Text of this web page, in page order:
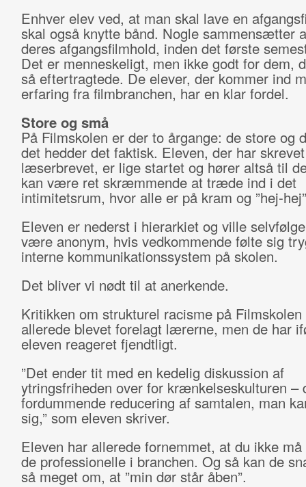
Enhver elev ved, at man skal lave en
skal også knytte bånd. Nogle sammensætter
deres afgangsfilmhold, inden det første
Det er menneskeligt, men ikke godt for dem,
så eftertragtede. De elever, der kommer ind
erfaring fra filmbranchen, har en klar fordel.
Store og små
På Filmskolen er der to årgange: de store og
det hedder det faktisk. Eleven, der har skrevet
læserbrevet, er lige startet og hører altså til
kan være ret skræmmende at træde ind i det
intimitetsrum, hvor alle er på kram og ”hej-
Eleven er nederst i hierarkiet og ville
være anonym, hvis vedkommende følte sig
interne kommunikationssystem på skolen.
Det bliver vi nødt til at anerkende.
Kritikken om strukturel racisme på
allerede blevet forelagt lærerne, men de har
eleven reageret fjendtligt.
”Det ender tit med en kedelig diskussion af
ytringsfriheden over for krænkelseskulturen –
fordummende reducering af samtalen, man
sig,” som eleven skriver.
Eleven har allerede fornemmet, at du ikke
de professionelle i branchen. Og så kan de
så meget om, at ”min dør står åben”.